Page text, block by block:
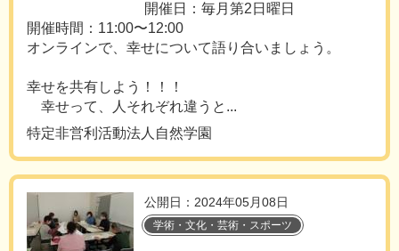
開催日：毎月第2日曜日
開催時間：11:00〜12:00
オンラインで、幸せについて語り合いましょう。
幸せを共有しよう！！！
幸せって、人それぞれ違うと...
特定非営利活動法人自然学園
公開日：2024年05月08日
学術・文化・芸術・スポーツ